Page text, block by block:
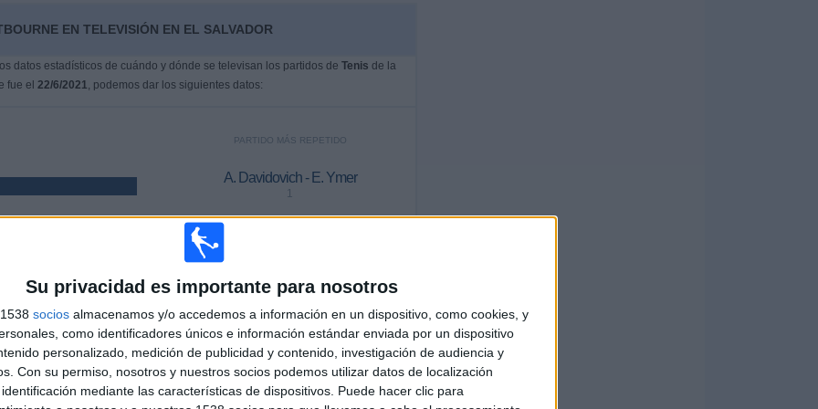
Su privacidad es importante para nosotros
socios almacenamos y/o accedemos a información en un dispositivo, como cookies, y
como identificadores únicos e información estándar enviada por un dispositivo
personalizado, medición de publicidad y contenido, investigación de audiencia y
Con su permiso, nosotros y nuestros socios podemos utilizar datos de localización
mediante las características de dispositivos. Puede hacer clic para
EN TELEVISIÓN EN EL SALVADOR
datos estadísticos de cuándo y dónde se televisan los partidos de Tenis de la
fue el 22/6/2021, podemos dar los siguientes datos:
PARTIDO MÁS REPETIDO
A. Davidovich - E. Ymer
1
ÚLTIMO PARTIDO DE PAGO
Z. Bergs - U. Humbert
28/6/2026 Torneo de Eastbourne por ATP Tennis TV, Disney+
Premium